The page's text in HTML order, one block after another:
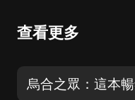
查看更多